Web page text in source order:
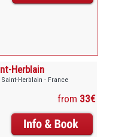
Herblain
Herblain - France
from 33€